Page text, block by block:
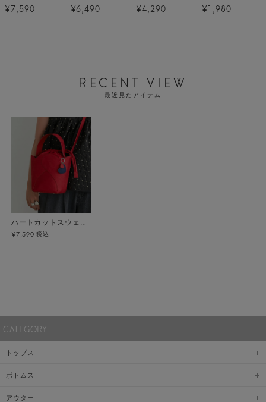
¥7,590 ¥6,490 ¥4,290 ¥1,980
RECENT VIEW
最近見たアイテム
ハートカットスウェードバッグ
¥7,590 税込
CATEGORY
トップス
ボトムス
アウター